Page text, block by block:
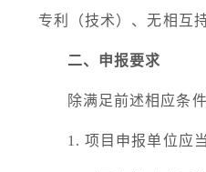
专利（技术）、无相互
二、申报要求
除满足前述相应条
1.项目申报单位应